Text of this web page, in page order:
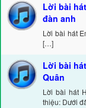
Lời bài
đàn anh
Lời bài hát
[…]
Lời bài
Quân
Lời bài hát
thiệu: Dưới